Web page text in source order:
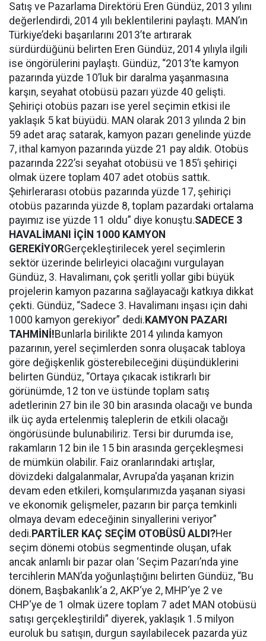
Satış ve Pazarlama Direktörü Eren Gündüz, 2013 yılını
değerlendirdi, 2014 yılı beklentilerini paylaştı. MAN’ın
Türkiye’deki başarılarını 2013’te artırarak
sürdürdüğünü belirten Eren Gündüz, 2014 yılıyla ilgili
ise öngörülerini paylaştı. Gündüz, “2013’te kamyon
pazarında yüzde 10’luk bir daralma yaşanmasına
karşın, seyahat otobüsü pazarı yüzde 40 gelişti.
Şehiriçi otobüs pazarı ise yerel seçimin etkisi ile
yaklaşık 5 kat büyüdü. MAN olarak 2013 yılında 2 bin
59 adet araç satarak, kamyon pazarı genelinde yüzde
7, ithal kamyon pazarında yüzde 21 pay aldık. Otobüs
pazarında 222’si seyahat otobüsü ve 185’i şehiriçi
olmak üzere toplam 407 adet otobüs sattık.
Şehirlerarası otobüs pazarında yüzde 17, şehiriçi
otobüs pazarında yüzde 8, toplam pazardaki ortalama
payımız ise yüzde 11 oldu” diye konuştu.SADECE 3
HAVALİMANI İÇİN 1000 KAMYON
GEREKİYORGerçekleştirilecek yerel seçimlerin
sektör üzerinde belirleyici olacağını vurgulayan
Gündüz, 3. Havalimanı, çok şeritli yollar gibi büyük
projelerin kamyon pazarına sağlayacağı katkıya dikkat
çekti. Gündüz, “Sadece 3. Havalimanı inşası için dahi
1000 kamyon gerekiyor” dedi. KAMYON PAZARI
TAHMİNİ!Bunlarla birilikte 2014 yılında kamyon
pazarının, yerel seçimlerden sonra oluşacak tabloya
göre değişkenlik gösterebileceğini düşündüklerini
belirten Gündüz, “Ortaya çıkacak istikrarlı bir
görünümde, 12 ton ve üstünde toplam satış
adetlerinin 27 bin ile 30 bin arasında olacağı ve bunda
ilk üç ayda ertelenmiş taleplerin de etkili olacağı
öngörüsünde bulunabiliriz. Tersi bir durumda ise,
rakamların 12 bin ile 15 bin arasında gerçekleşmesi
de mümkün olabilir. Faiz oranlarındaki artışlar,
dövizdeki dalgalanmalar, Avrupa'da yaşanan krizin
devam eden etkileri, komşularımızda yaşanan siyasi
ve ekonomik gelişmeler, pazarın bir parça temkinli
olmaya devam edeceğinin sinyallerini veriyor”
dedi. PARTİLER KAÇ SEÇİM OTOBÜSÜ ALDI?Her
seçim dönemi otobüs segmentinde oluşan, ufak
ancak anlamlı bir pazar olan ‘Seçim Pazarı’nda yine
tercihlerin MAN’da yoğunlaştığını belirten Gündüz, “Bu
dönem, Başbakanlık‘a 2, AKP‘ye 2, MHP‘ye 2 ve
CHP‘ye de 1 olmak üzere toplam 7 adet MAN otobüsü
satışı gerçekleştirildi” diyerek, yaklaşık 1.5 milyon
euroluk bu satışın, durgun sayılabilecek pazarda yüz